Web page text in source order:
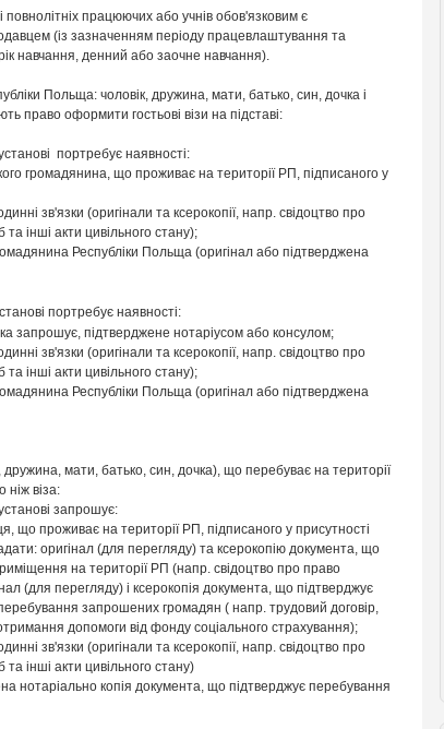
працюючих або учнів обов'язковим є
(із зазначенням періоду працевлаштування та
навчання, денний або заочне навчання).
Польща: чоловік, дружина, мати, батько, син, дочка і
право оформити гостьові візи на підставі:
портребує наявності:
громадянина, що проживає на території РП, підписаного у
зв'язки (оригінали та ксерокопії, напр. свідоцтво про
інші акти цивільного стану);
Республіки Польща (оригінал або підтверджена
портребує наявності:
запрошує, підтверджене нотаріусом або консулом;
зв'язки (оригінали та ксерокопії, напр. свідоцтво про
інші акти цивільного стану);
Республіки Польща (оригінал або підтверджена
дружина, мати, батько, син, дочка), що перебуває на території
ніж віза:
запрошує:
що проживає на території РП, підписаного у присутності
оригінал (для перегляду) та ксерокопію документа, що
на території РП (напр. свідоцтво про право
(для перегляду) і ксерокопія документа, що підтверджує
запрошених громадян ( напр. трудовий договір,
допомоги від фонду соціального страхування);
зв'язки (оригінали та ксерокопії, напр. свідоцтво про
інші акти цивільного стану)
нотаріально копія документа, що підтверджує перебування